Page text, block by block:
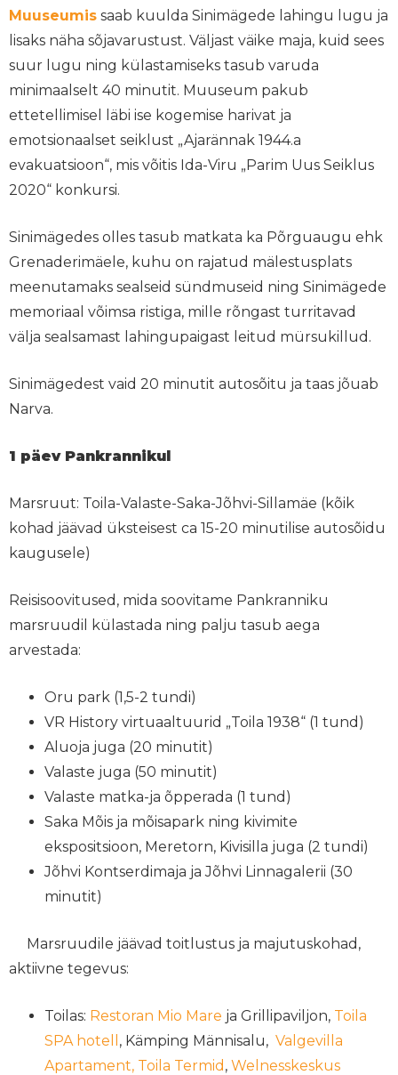
Muuseumis saab kuulda Sinimägede lahingu lugu ja
lisaks näha sõjavarustust. Väljast väike maja, kuid sees
suur lugu ning külastamiseks tasub varuda
minimaalselt 40 minutit. Muuseum pakub
ettetellimisel läbi ise kogemise harivat ja
emotsionaalset seiklust „Ajarännak 1944.a
evakuatsioon“, mis võitis Ida-Viru „Parim Uus Seiklus
2020“ konkursi.
Sinimägedes olles tasub matkata ka Põrguaugu ehk
Grenaderimäele, kuhu on rajatud mälestusplats
meenutamaks sealseid sündmuseid ning Sinimägede
memoriaal võimsa ristiga, mille rõngast turritavad
välja sealsamast lahingupaigast leitud mürsukillud.
Sinimägedest vaid 20 minutit autosõitu ja taas jõuab
Narva.
1 päev Pankrannikul
Marsruut: Toila-Valaste-Saka-Jõhvi-Sillamäe (kõik
kohad jäävad üksteisest ca 15-20 minutilise autosõidu
kaugusele)
Reisisoovitused, mida soovitame Pankranniku
marsruudil külastada ning palju tasub aega
arvestada:
Oru park (1,5-2 tundi)
VR History virtuaaltuurid „Toila 1938“ (1 tund)
Aluoja juga (20 minutit)
Valaste juga (50 minutit)
Valaste matka-ja õpperada (1 tund)
Saka Mõis ja mõisapark ning kivimite
ekspositsioon, Meretorn, Kivisilla juga (2 tundi)
Jõhvi Kontserdimaja ja Jõhvi Linnagalerii (30
minutit)
Marsruudile jäävad toitlustus ja majutuskohad,
aktiivne tegevus:
Toilas: Restoran Mio Mare ja Grillipaviljon, Toila
SPA hotell , Kämping Männisalu, Valgevilla
Apartament, Toila Termid , Welnesskeskus